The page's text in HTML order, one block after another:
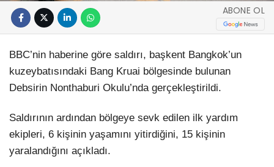
ABONE OL
BBC’nin haberine göre saldırı, başkent Bangkok’un
kuzeybatısındaki Bang Kruai bölgesinde bulunan
Debsirin Nonthaburi Okulu’nda gerçekleştirildi.
Saldırının ardından bölgeye sevk edilen ilk yardım
ekipleri, 6 kişinin yaşamını yitirdiğini, 15 kişinin
yaralandığını açıkladı.